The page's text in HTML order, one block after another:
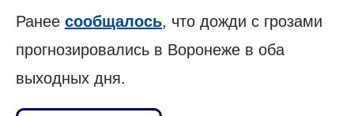
Ранее сообщалось, что дожди с грозами
прогнозировались в Воронеже в оба
выходных дня.